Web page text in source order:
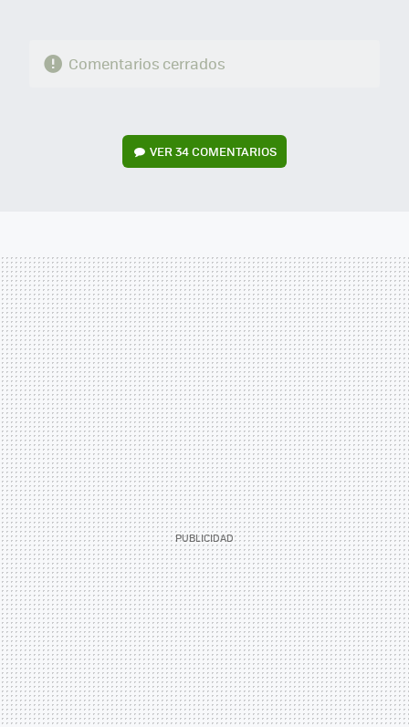
Comentarios cerrados
VER34 COMENTARIOS